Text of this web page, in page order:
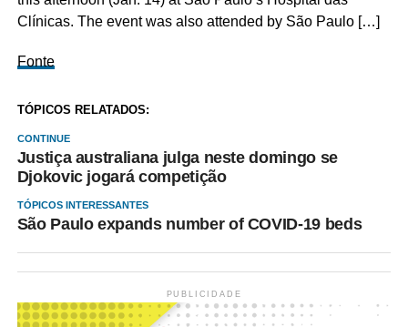
Clínicas. The event was also attended by São Paulo […]
Fonte
TÓPICOS RELATADOS:
CONTINUE
Justiça australiana julga neste domingo se
Djokovic jogará competição
TÓPICOS INTERESSANTES
São Paulo expands number of COVID-19 beds
PUBLICIDADE